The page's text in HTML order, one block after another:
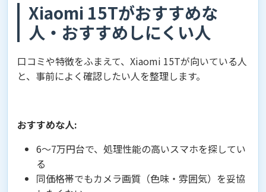
Xiaomi 15Tがおすすめな
人・おすすめしにくい人
口コミや特徴をふまえて、Xiaomi 15Tが向いている人
と、事前によく確認したい人を整理します。
おすすめな人:
6〜7万円台で、処理性能の高いスマホを探してい
る
同価格帯でもカメラ画質（色味・雰囲気）を妥協